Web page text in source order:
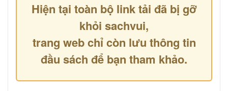
Hiện tại toàn bộ link tải đã bị gỡ
khỏi sachvui,
trang web chỉ còn lưu thông tin
đầu sách để bạn tham khảo.